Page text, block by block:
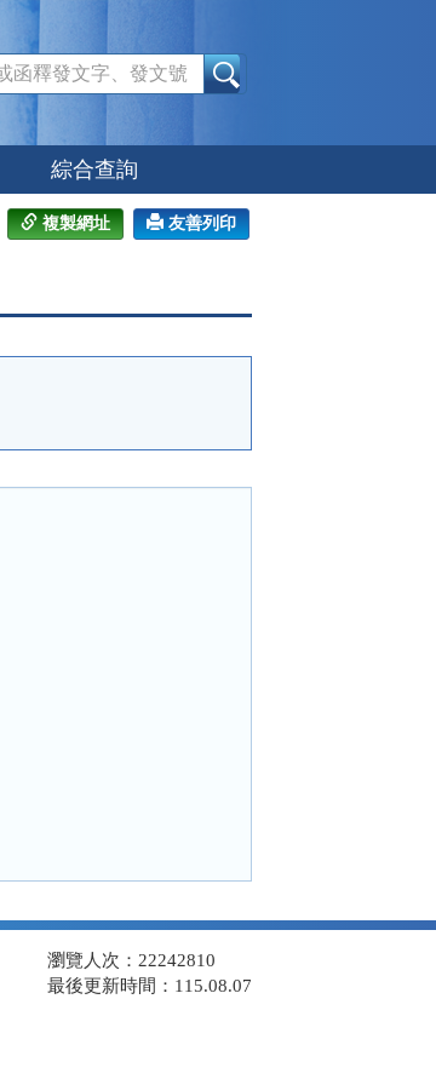
綜合查詢
複製網址 友善列印
瀏覽人次：22242810
最後更新時間：115.08.07